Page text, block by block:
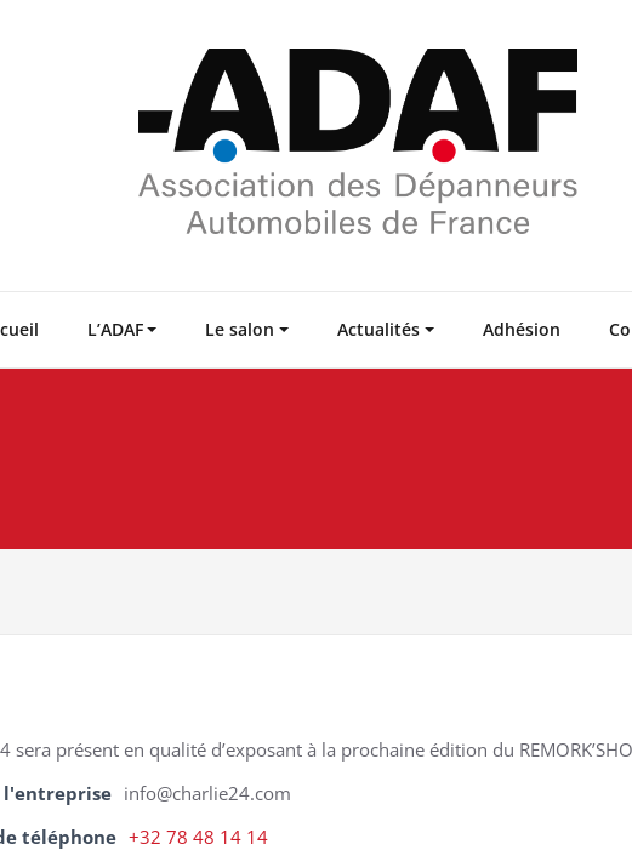
L’ADAF Le salon Actualités Adhésion
sera présent en qualité d’exposant à la prochaine édition du
l'entreprise info@charlie24.com
téléphone +32 78 48 14 14